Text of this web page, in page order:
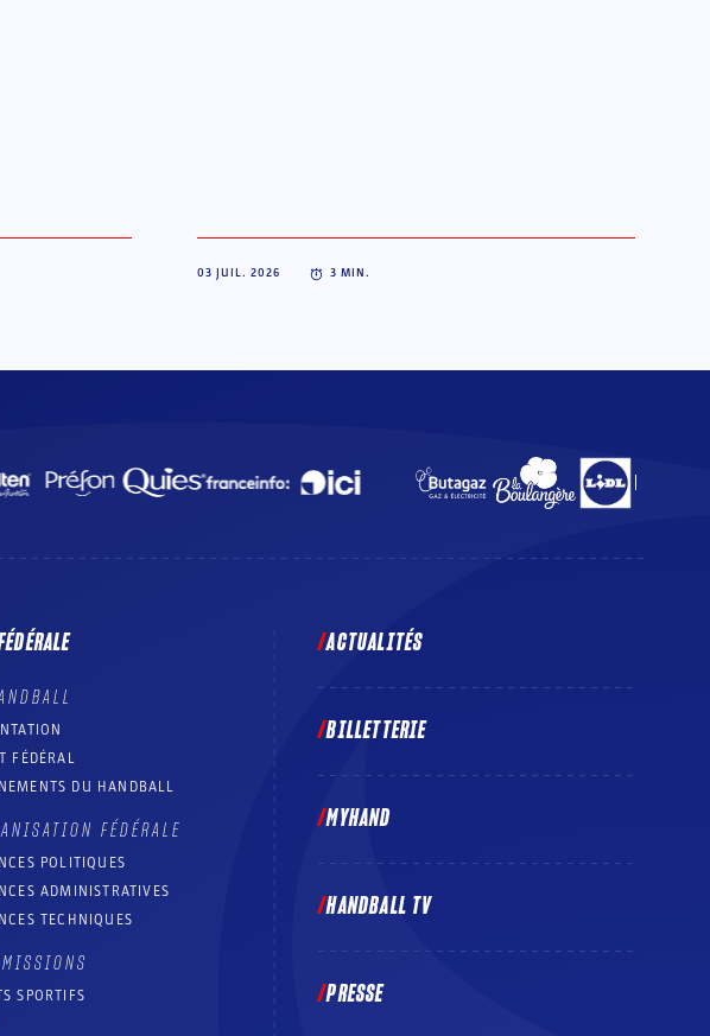
03 JUIL. 2026 3 MIN.
FÉDÉRAL
DU HANDBALL
FÉDÉRALE
POLITIQUES
ADMINISTRATIVES
TECHNIQUES
SPORTIFS
ACTUALITÉS
BILLETTERIE
MYHAND
HANDBALL TV
PRESSE